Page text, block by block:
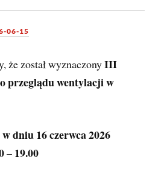
06-15
że został wyznaczony III
przeglądu wentylacji w
dniu 16 czerwca 2026
– 19.00